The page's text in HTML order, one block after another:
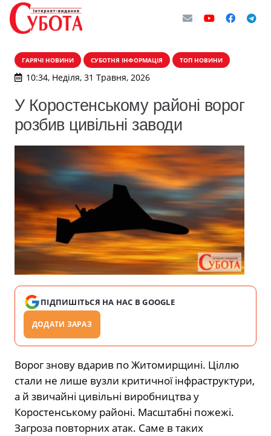
ГАРЯЧІ НОВИНИ СУБОТНЯ ІНФОРМАЦІЯ ТОП НОВИНИ
10:34, Неділя, 31 Травня, 2026
У Коростенському районі ворог
розбив цивільні заводи
ПІДПИШІТЬСЯ НА НАС В GOOGLE
ДОДАТИ ЗАРАЗ
Ворог знову вдарив по Житомирщині. Ціллю
стали не лише вузли критичної інфраструктури,
а й звичайні цивільні виробництва у
Коростенському районі. Масштабні пожежі.
Загроза повторних атак. Саме в таких